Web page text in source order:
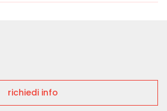
richiedi info